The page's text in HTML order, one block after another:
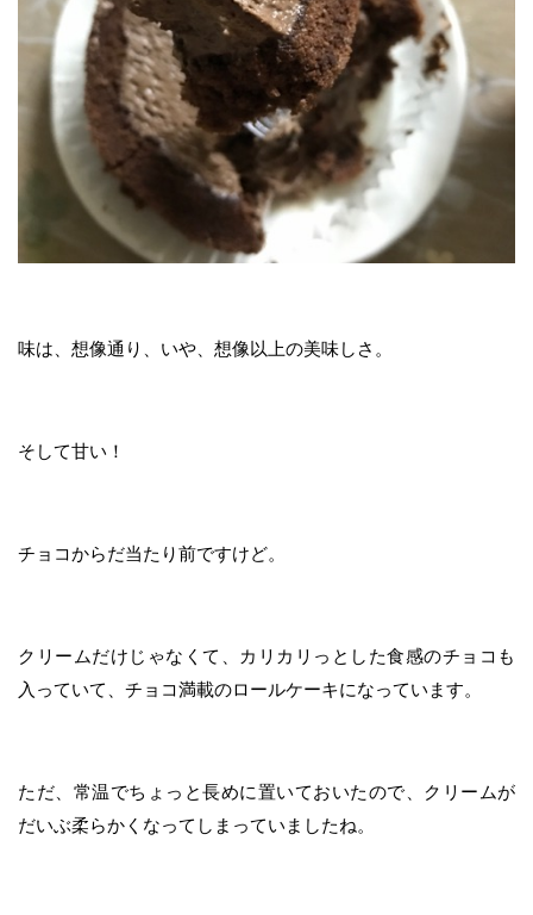
味は、想像通り、いや、想像以上の美味しさ。
そして甘い！
チョコからだ当たり前ですけど。
クリームだけじゃなくて、カリカリっとした食感のチョコも
入っていて、チョコ満載のロールケーキになっています。
ただ、常温でちょっと長めに置いておいたので、クリームが
だいぶ柔らかくなってしまっていましたね。